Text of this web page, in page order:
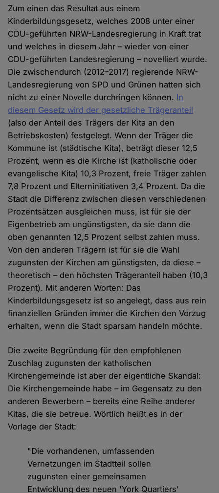
Zum einen das Resultat aus einem
Kinderbildungsgesetz, welches 2008 unter einer
CDU-geführten NRW-Landesregierung in Kraft trat
und welches in diesem Jahr – wieder von einer
CDU-geführten Landesregierung – novelliert wurde.
Die zwischendurch (2012–2017) regierende NRW-
Landesregierung von SPD und Grünen hatten sich
nicht zu einer Novelle durchringen können. In
diesem Gesetz wird der gesetzliche Trägeranteil
(also der Anteil des Trägers der Kita an den
Betriebskosten) festgelegt. Wenn der Träger die
Kommune ist (städtische Kita), beträgt dieser 12,5
Prozent, wenn es die Kirche ist (katholische oder
evangelische Kita) 10,3 Prozent, freie Träger zahlen
7,8 Prozent und Elterninitiativen 3,4 Prozent. Da die
Stadt die Differenz zwischen diesen verschiedenen
Prozentsätzen ausgleichen muss, ist für sie der
Eigenbetrieb am ungünstigsten, da sie dann die
oben genannten 12,5 Prozent selbst zahlen muss.
Von den anderen Trägern ist für sie die Wahl
zugunsten der Kirchen am günstigsten, da diese –
theoretisch – den höchsten Trägeranteil haben (10,3
Prozent). Mit anderen Worten: Das
Kinderbildungsgesetz ist so angelegt, dass aus rein
finanziellen Gründen immer die Kirchen den Vorzug
erhalten, wenn die Stadt sparsam handeln möchte.
Die zweite Begründung für den empfohlenen
Zuschlag zugunsten der katholischen
Kirchengemeinde ist aber der eigentliche Skandal:
Die Kirchengemeinde habe – im Gegensatz zu den
anderen Bewerbern – bereits eine Reihe anderer
Kitas, die sie betreue. Wörtlich heißt es in der
Vorlage der Stadt:
"Die vorhandenen, umfassenden
Vernetzungen im Stadtteil sollen
zugunsten einer gemeinsamen
Entwicklung des neuen 'York Quartiers'